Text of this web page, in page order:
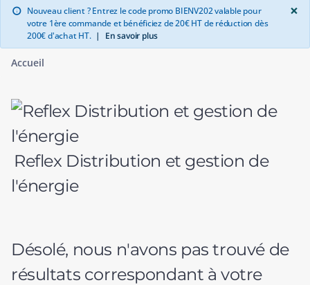
info Nouveau client ? Entrez le code promo BIENV202 valable pour
votre 1ère commande et bénéficiez de 20€ HT de réduction dès
200€ d'achat HT. | En savoir plus
×
Accueil
Reflex Distribution et gestion de
l'énergie
Désolé, nous n'avons pas trouvé de
résultats correspondant à votre